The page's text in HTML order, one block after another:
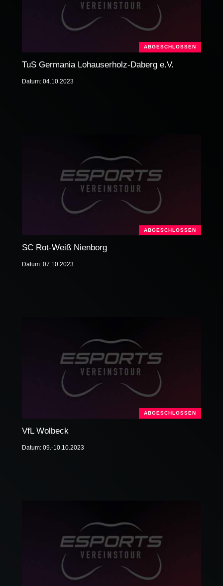
ABGESCHLOSSEN
TuS Germania Lohauserholz-Daberg e.V.
Datum: 04.10.2023
ABGESCHLOSSEN
SC Rot-Weiß Nienborg
Datum: 07.10.2023
ABGESCHLOSSEN
VfL Wolbeck
Datum: 09.-10.10.2023